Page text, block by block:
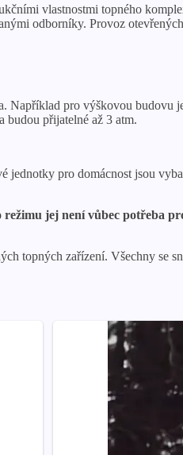
vlastnostmi topného
odborníky. Provoz
pro výškovou
budou přijatelné až 3 atm.
jednotky pro domácnost jsou
jej není vůbec potřeba
topných zařízení. Všechny se